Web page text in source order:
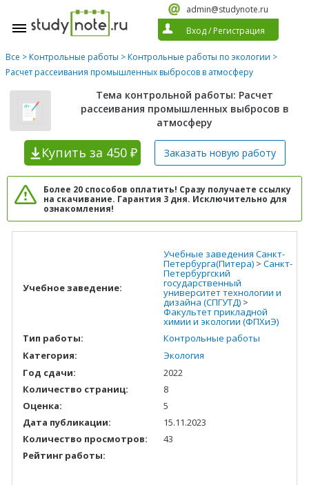
admin@studynote.ru
Вход/ Регистрация
Все >Контрольные работы >Контрольные работы по экологии >
Расчет рассеивания промышленных выбросов в атмосферу
Тема контрольной работы: Расчет
рассеивания промышленных выбросов в
атмосферу
Купить за 450 ₽ Заказать новую работу
Более 20 способов оплатить! Сразу получаете ссылку
на скачивание. Гарантия 3 дня. Исключительно для
ознакомления!
Учебное заведение:
Учебные заведения Санкт-
Петербурга(Питера) > Санкт-
Петербургский
государственный
университет технологии и
дизайна (СПГУТД) >
Факультет прикладной
химии и экологии (ФПХиЭ)
Тип работы:
Контрольные работы
Категория:
Экология
Год сдачи:
2022
Количество страниц:
8
Оценка:
5
Дата публикации:
15.11.2023
Количество просмотров:
43
Рейтинг работы: